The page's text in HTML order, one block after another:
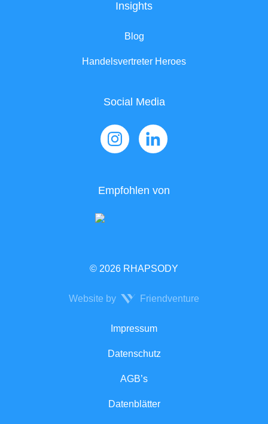
Insights
Blog
Handelsvertreter Heroes
Social Media
Empfohlen von
© 2026 RHAPSODY
Website by Friendventure
Impressum
Datenschutz
AGB’s
Datenblätter